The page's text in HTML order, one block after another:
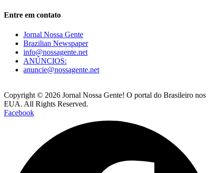
Entre em contato
Jornal Nossa Gente
Brazilian Newspaper
info@nossagente.net
ANÚNCIOS:
anuncie@nossagente.net
Copyright © 2026 Jornal Nossa Gente! O portal do Brasileiro nos
EUA. All Rights Reserved.
Facebook